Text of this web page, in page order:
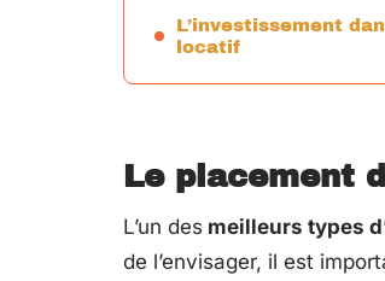
L’investissement
locatif
Le placement
L’un des meilleurs types
de l’envisager, il est